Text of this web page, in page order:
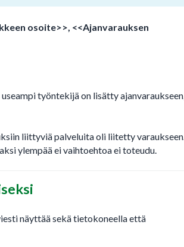
osoite>>, <<Ajanvarauksen
useampi työntekijä on lisätty
liittyviä palveluita oli liitetty
ylempää ei vaihtoehtoa ei toteudu.
näyttää sekä tietokoneella että